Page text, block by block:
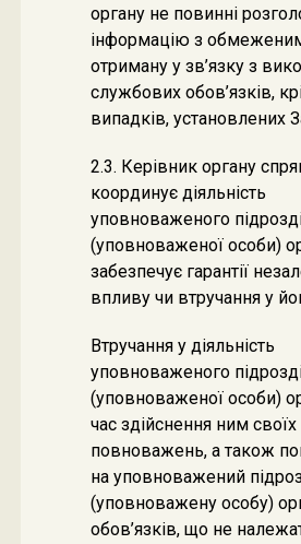
органу не повинні
інформацію з
отриману у зв’язку з
службових обов’язків,
випадків, установлених
2.3. Керівник органу
координує діяльність
уповноваженого
(уповноваженої особи)
забезпечує гарантії
впливу чи втручання у
Втручання у діяльність
уповноваженого
(уповноваженої особи)
час здійснення ним своїх
повноважень, а також
на уповноважений
(уповноважену особу)
обов’язків, що не